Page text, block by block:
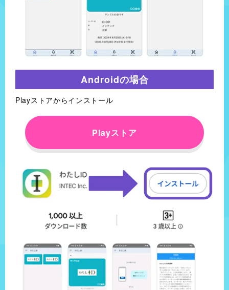
Androidの場合
Playストアからインストール
Playストア